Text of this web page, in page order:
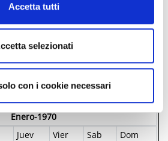
Accetta tutti
selezionati
con i cookie necessari
GIORNI & ORARI
Enero-1970
Juev Vier Sab
Dom